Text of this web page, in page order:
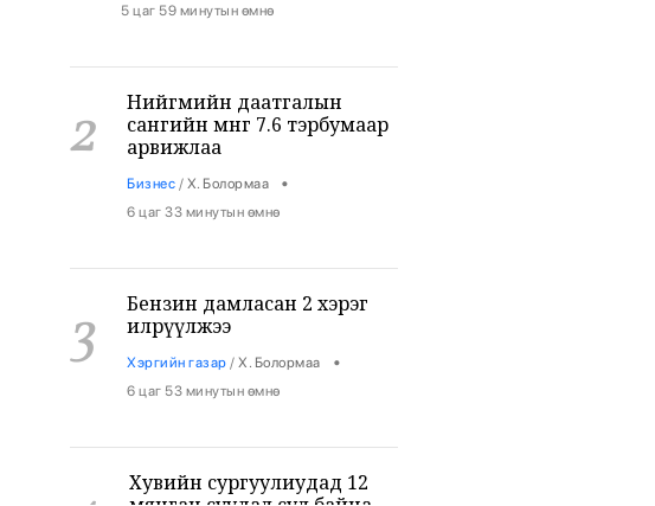
5 цаг 59 минутын өмнө
2
Нийгмийн даатгалын
сангийн мөнгө 7.6 тэрбумаар
арвижлаа
Бизнес / Х. Болормаа •
6 цаг 33 минутын өмнө
3
Бензин дамласан 2 хэрэг
илрүүлжээ
Хэргийн газар / Х. Болормаа •
6 цаг 53 минутын өмнө
Хувийн сургуулиудад 12